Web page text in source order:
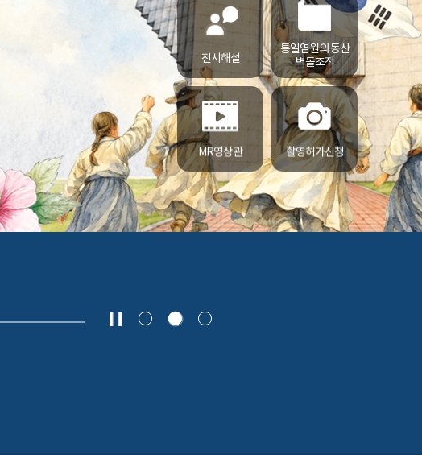
전시해설
통일염원의 동산
벽돌조적
MR영상관 촬영허가신청